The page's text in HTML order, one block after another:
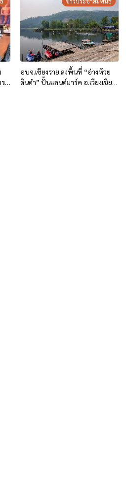
อบจ.เชียงราย ลงพื้นที่ “อ่างห้วย
ดินดำ” ปั้นแลนด์มาร์ค อ.เวียงเชียง